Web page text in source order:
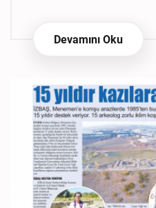
Devamını Oku